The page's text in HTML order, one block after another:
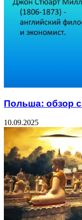
Польша: обзор
10.09.2025